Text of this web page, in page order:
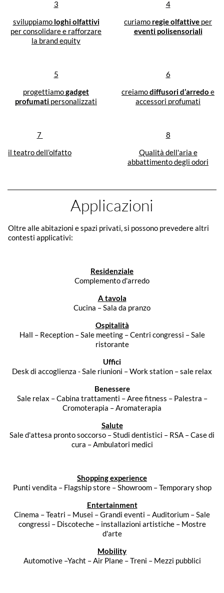
3
sviluppiamo loghi olfattivi
per consolidare e rafforzare
la brand equity
4
curiamo regie olfattive per
eventi polisensoriali
5
progettiamogadget
profumati personalizzati
6
creiamodiffusori d’arredo e
accessori profumati
7
il teatro dell’olfatto
8
Qualità dell'aria e
abbattimento degli odori
Applicazioni
Oltre alle abitazioni e spazi privati, si possono prevedere altri
contesti applicativi:
Residenziale
Complemento d'arredo
A tavola
Cucina – Sala da pranzo
Ospitalità
Hall – Reception – Sale meeting – Centri congressi – Sale
ristorante
Uffici
Desk di accoglienza - Sale riunioni – Work station – sale relax
Benessere
Sale relax – Cabina trattamenti – Aree fitness – Palestra –
Cromoterapia – Aromaterapia
Salute
Sale d'attesa pronto soccorso – Studi dentistici – RSA – Case di
cura – Ambulatori medici
Shopping experience
Punti vendita – Flagship store – Showroom – Temporary shop
Entertainment
Cinema – Teatri – Musei – Grandi eventi – Auditorium – Sale
congressi – Discoteche – installazioni artistiche – Mostre
d'arte
Mobility
Automotive –Yacht – Air Plane – Treni – Mezzi pubblici